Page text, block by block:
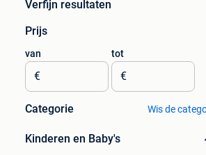
Verfijn resultaten
Prijs
van
€
tot
€
Categorie Wis de
Kinderen en Baby's